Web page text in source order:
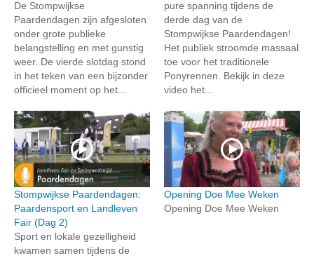
De Stompwijkse
Paardendagen zijn afgesloten
onder grote publieke
belangstelling en met gunstig
weer. De vierde slotdag stond
in het teken van een bijzonder
officieel moment op het...
pure spanning tijdens de
derde dag van de
Stompwijkse Paardendagen!
Het publiek stroomde massaal
toe voor het traditionele
Ponyrennen. Bekijk in deze
video het...
Stompwijkse Paardendagen:
Paardensport en Landleven
Fair (Dag 2)
Sport en lokale gezelligheid
kwamen samen tijdens de
Opening Doe Mee Weken
Opening Doe Mee Weken